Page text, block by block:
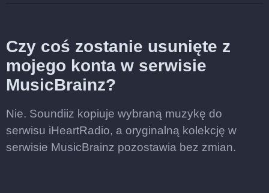
Czy coś zostanie usunięte z
mojego konta w serwisie
MusicBrainz?
Nie. Soundiiz kopiuje wybraną muzykę do
serwisu iHeartRadio, a oryginalną kolekcję w
serwisie MusicBrainz pozostawia bez zmian.